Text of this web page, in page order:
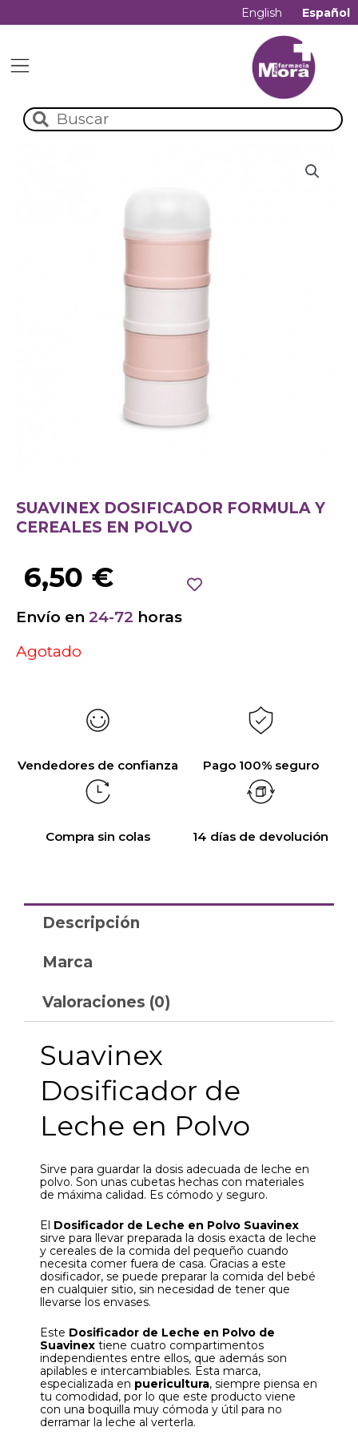
English Español
SUAVINEX DOSIFICADOR FORMULA Y
CEREALES EN POLVO
6,50 €
Envío en 24-72 horas
Agotado
Vendedores de confianza Pago 100% seguro
Compra sin colas 14 días de devolución
Descripción
Marca
Valoraciones (0)
Suavinex
Dosificador de
Leche en Polvo
Sirve para guardar la dosis adecuada de leche en
polvo. Son unas cubetas hechas con materiales
de máxima calidad. Es cómodo y seguro.
El Dosificador de Leche en Polvo Suavinex
sirve para llevar preparada la dosis exacta de leche
y cereales de la comida del pequeño cuando
necesita comer fuera de casa. Gracias a este
dosificador, se puede preparar la comida del bebé
en cualquier sitio, sin necesidad de tener que
llevarse los envases.
Este Dosificador de Leche en Polvo de
Suavinex tiene cuatro compartimentos
independientes entre ellos, que además son
apilables e intercambiables. Esta marca,
especializada en puericultura, siempre piensa en
tu comodidad, por lo que este producto viene
con una boquilla muy cómoda y útil para no
derramar la leche al verterla.